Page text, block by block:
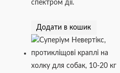
спектром дії.
Додати в кошик